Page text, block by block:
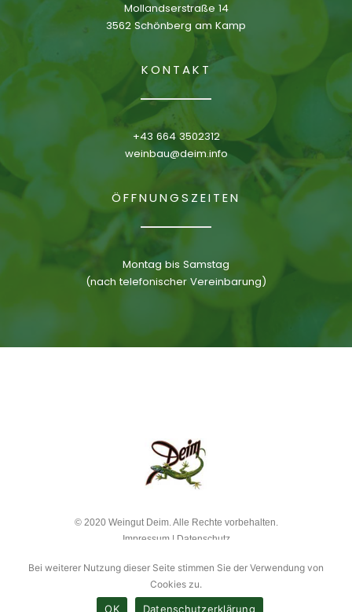
Mollandserstraße 14
3562 Schönberg am Kamp
KONTAKT
+43 664 3502312
weinbau@deim.info
ÖFFNUNGSZEITEN
Montag bis Samstag
(nach telefonischer Vereinbarung)
© 2020 Weingut Deim. Alle Rechte vorbehalten.
Impressum| Datenschutz
Bei weiterer Nutzung dieser Seite stimmen Sie der Verwendung von
Cookies zu.
OK Datenschutzerklärung